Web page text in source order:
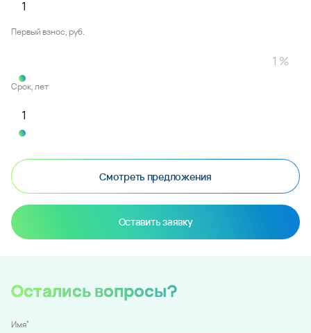
Первый взнос, руб.
Срок, лет
Смотреть предложения
Оставить заявку
Остались вопросы?
Имя*